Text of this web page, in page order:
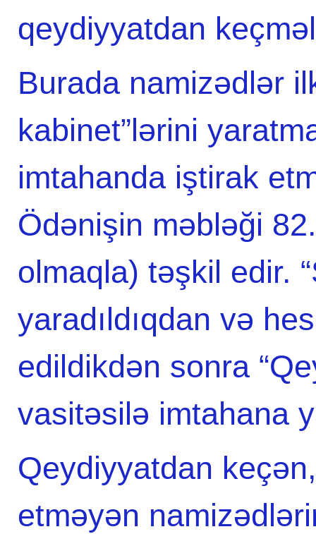
qeydiyyatdan
Burada namizədlər
kabinet”lərini
imtahanda iştirak
Ödənişin məbləği
olmaqla) təşkil edir.
yaradıldıqdan və
edildikdən sonra
vasitəsilə imtahana
Qeydiyyatdan
etməyən